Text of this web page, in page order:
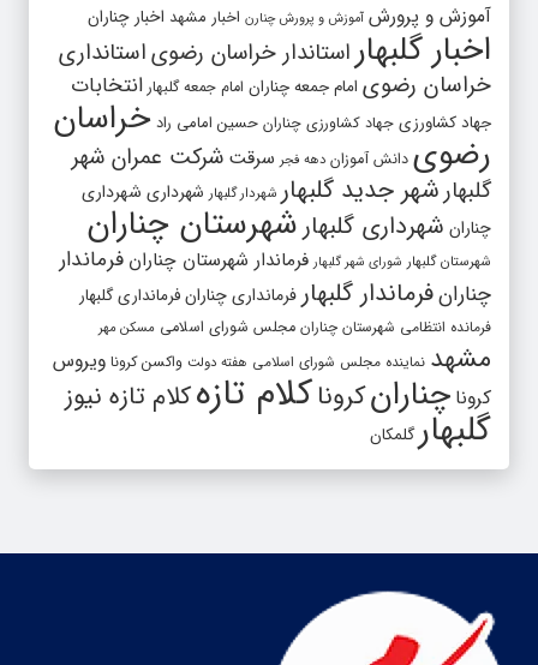
آموزش و پرورش آموزش و پرورش چنارن اخبار مشهد اخبار چناران
اخبار گلبهار استاندار خراسان رضویاستانداری
خراسان رضوی امام جمعه چناران امام جمعه گلبهار انتخابات
جهاد کشاورزی جهاد کشاورزی چناران حسین امامی راد خراسان
رضوی دانش آموزان دهه فجر سرقت شرکت عمران شهر
گلبهار شهر جدید گلبهار شهردار گلبهار شهرداری شهرداری
چناران شهرداری گلبهار شهرستان چناران
شهرستان گلبهار شورای شهر گلبهار فرماندار شهرستان چناران فرماندار
چنارانفرماندار گلبهار فرمانداری چنارانفرمانداری گلبهار
فرمانده انتظامی شهرستان چناران مجلس شورای اسلامی مسکن مهر
مشهد نماینده مجلس شورای اسلامی هفته دولت واکسن کرونا ویروس
کرونا چنارانکروناکلام تازهکلام تازه نیوز
گلبهار گلمکان